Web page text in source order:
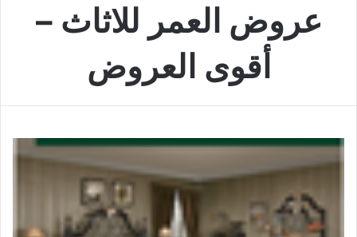
عروض العمر للاثاث –
أقوى العروض